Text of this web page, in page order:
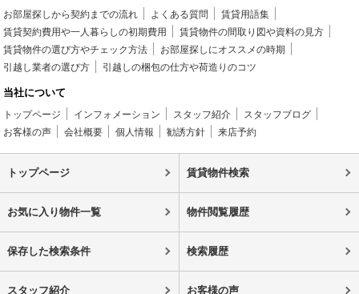
お部屋探しから契約までの流れ よくある質問
賃貸用語集
賃貸契約費用や一人暮らしの初期費用
賃貸物件の間取り図や資料の見方
賃貸物件の選び方やチェック方法
お部屋探しにオススメの時期
引越し業者の選び方
引越しの梱包の仕方や荷造りのコツ
当社について
トップページ インフォメーション スタッフ紹介
スタッフブログ
お客様の声
会社概要 個人情報 勧誘方針 来店予約
トップページ 賃貸物件検索
お気に入り物件一覧 物件閲覧履歴
保存した検索条件 検索履歴
スタッフ紹介 お客様の声